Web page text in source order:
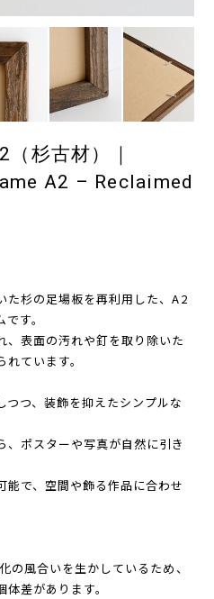
杉古材）｜
A2 – Reclaimed
た杉の足場板を再利用した、A2
す。
、表面の汚れや釘を取り除いた
ています。
つ、装飾を抑えたシンプルな
ポスターや写真が自然に引き
で、空間や飾る作品に合わせ
の風合いを生かしているため、
差があります。